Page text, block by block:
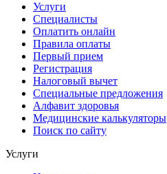
Услуги
Специалисты
Оплатить онлайн
Правила оплаты
Первый прием
Регистрация
Налоговый вычет
Специальные предложения
Алфавит здоровья
Медицинские калькуляторы
Поиск по сайту
Услуги